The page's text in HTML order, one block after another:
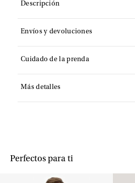
Descripción
Envíos y devoluciones
Cuidado de la prenda
Más detalles
Perfectos para ti